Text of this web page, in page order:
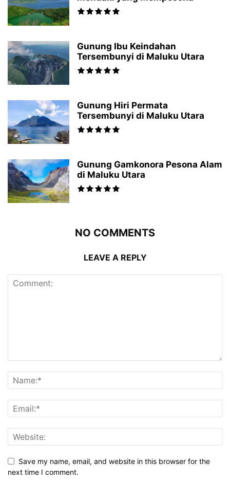
Gunung Ibu Keindahan
Tersembunyi di Maluku Utara
Gunung Hiri Permata
Tersembunyi di Maluku Utara
Gunung Gamkonora Pesona Alam
di Maluku Utara
NO COMMENTS
LEAVE A REPLY
Save my name, email, and website in this browser for the
next time I comment.